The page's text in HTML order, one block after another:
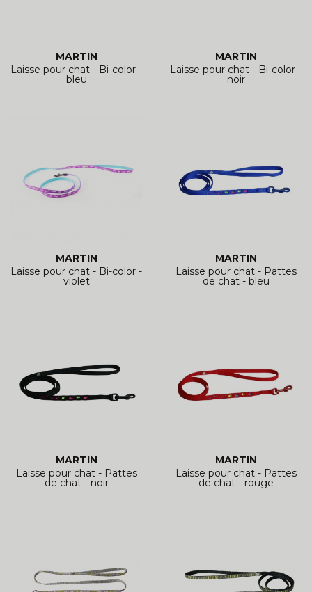
MARTIN
Laisse pour chat - Bi-color -
bleu
MARTIN
Laisse pour chat - Bi-color -
noir
MARTIN
Laisse pour chat - Bi-color -
violet
MARTIN
Laisse pour chat - Pattes
de chat - bleu
MARTIN
Laisse pour chat - Pattes
de chat - noir
MARTIN
Laisse pour chat - Pattes
de chat - rouge